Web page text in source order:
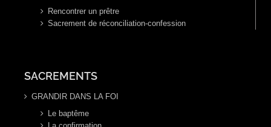
Rencontrer un prêtre
Sacrement de réconciliation-confession
SACREMENTS
GRANDIR DANS LA FOI
Le baptême